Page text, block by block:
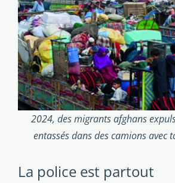
2024, des migrants afghans
entassés dans des camions avec
La police est partout